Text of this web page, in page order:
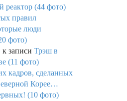
реактор (44 фото)
правил
люди
фото)
к записи Трэш в
(11 фото)
кадров, сделанных
Корее…
(10 фото)